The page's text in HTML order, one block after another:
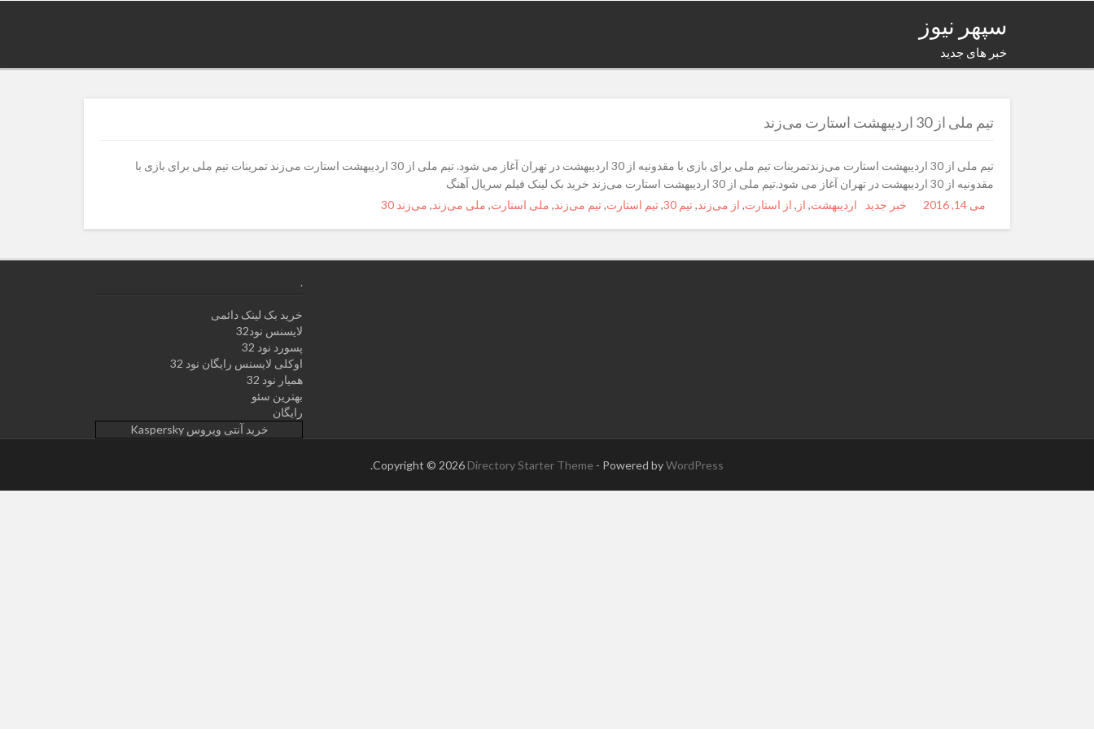
سپهر نیوز
خبر های جدید
تیم ملی از 30 اردیبهشت استارت می‌زند
تیم ملی از 30 اردیبهشت استارت می‌زندتمرینات تیم ملی برای بازی با مقدونیه از 30 اردیبهشت در تهران آغاز می شود. تیم ملی از 30 اردیبهشت استارت می‌زند تمرینات تیم ملی برای بازی با
مقدونیه از 30 اردیبهشت در تهران آغاز می شود.تیم ملی از 30 اردیبهشت استارت می‌زند خرید بک لینک فیلم سریال آهنگ
Posted
می 14, 2016 Author
Categories
خبر جدید Tags
اردیبهشت, از , از استارت, از می‌زند,تیم 30 ,تیم استارت,تیم می‌زند, ملی استارت, ملی می‌زند, می‌زند 30
.
خرید بک لینک دائمی
لایسنس نود32
پسورد نود 32
اوکلی لایسنس رایگان نود 32
همیار نود 32
بهترین سئو
رایگان
خرید آنتی ویروس Kaspersky
Copyright © 2026 Directory Starter Theme - Powered byWordPress
.